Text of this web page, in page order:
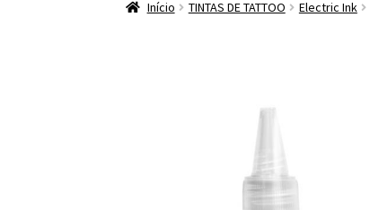
Início TINTAS DE TATTOO Electric Ink